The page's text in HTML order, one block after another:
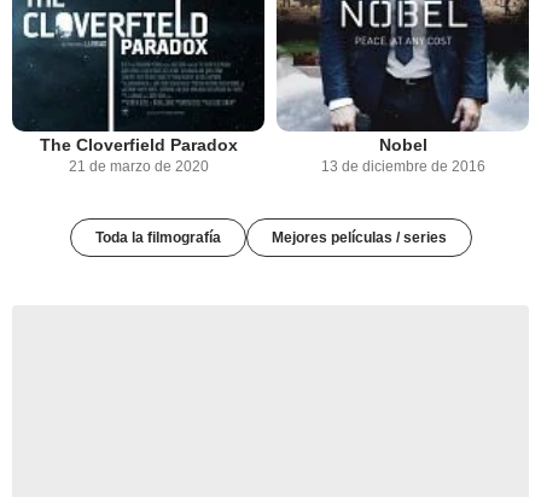
The Cloverfield Paradox
21 de marzo de 2020
Nobel
13 de diciembre de 2016
Toda la filmografía Mejores películas / series